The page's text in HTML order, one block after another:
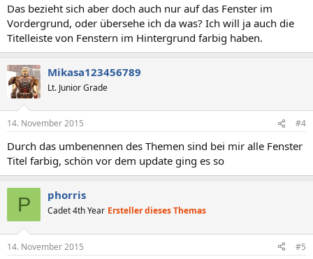
Das bezieht sich aber doch auch nur auf das Fenster im
Vordergrund, oder übersehe ich da was? Ich will ja auch die
Titelleiste von Fenstern im Hintergrund farbig haben.
Mikasa123456789
Lt. Junior Grade
14. November 2015 #4
Durch das umbenennen des Themen sind bei mir alle Fenster
Titel farbig, schön vor dem update ging es so
P phorris
Cadet 4th Year Ersteller dieses Themas
14. November 2015 #5